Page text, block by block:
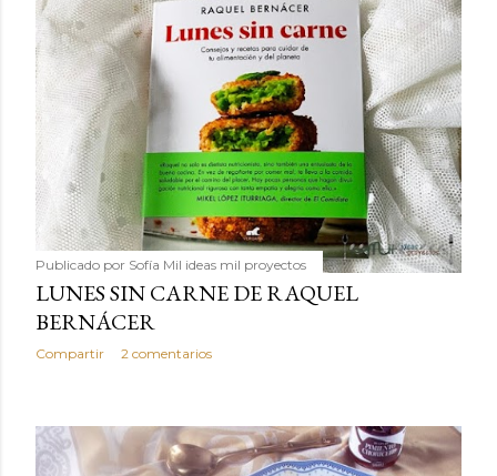
Publicado por Sofía Mil ideas mil proyectos
LUNES SIN CARNE DE RAQUEL
BERNÁCER
Compartir 2 comentarios